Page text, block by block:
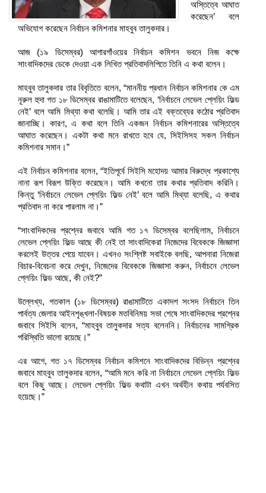
অস্তিত্বে আঘাত
করেছেন’ বলে
অভিযোগ করেছেন নির্বাচন কমিশনার মাহবুব তালুকদার।
আজ (১৯ ডিসেম্বর) আগারগাঁওয়ের নির্বাচন কমিশন ভবনে নিজ কক্ষে
সাংবাদিকদের ডেকে দেওয়া এক লিখিত প্রতিবাদলিপিতে তিনি এ কথা বলেন।
মাহবুব তালুকদার তার বিবৃতিতে বলেন, “মাননীয় প্রধান নির্বাচন কমিশনার কে এম
নূরুল হুদা গত ১৮ ডিসেম্বর রাঙামাটিতে বলেছেন, ‘নির্বাচনে লেভেল প্লেয়িং ফিল্ড
নেই’ বলে আমি মিথ্যা কথা বলেছি। আমি তার এই বক্তব্যের কঠোর প্রতিবাদ
জানাচ্ছি। কারণ, এ কথা বলে তিনি একজন নির্বাচন কমিশনারের অস্তিত্বে
আঘাত করেছেন। একটা কথা মনে রাখতে হবে যে, সিইসিসহ সকল নির্বাচন
কমিশনার সমান।”
এই নির্বাচন কমিশনার বলেন, “ইতিপূর্বে সিইসি মহোদয় আমার বিরুদ্ধে প্রকাশ্যে
নানা রূপ বিরূপ উক্তি করেছেন। আমি কখনো তার কথার প্রতিবাদ করিনি।
কিন্তু ‘নির্বাচনে লেভেল প্লেয়িং ফিল্ড নেই’ বলে আমি মিথ্যা বলেছি, এ কথার
প্রতিবাদ না করে পারলাম না।”
“সাংবাদিকদের প্রশ্নের জবাবে আমি গত ১৭ ডিসেম্বর বলেছিলাম, নির্বাচনে
লেভেল প্লেয়িং ফিল্ড আছে কী নেই তা সাংবাদিকেরা নিজেদের বিবেককে জিজ্ঞাসা
করলেই উত্তর পেয়ে যাবেন। এখনও সংশ্লিষ্ট সবাইকে বলছি, আপনারা নিজেরা
বিচার-বিবেচনা করে দেখুন, নিজেদের বিবেককে জিজ্ঞাসা করুন, নির্বাচনে লেভেল
প্লেয়িং ফিল্ড আছে, কী নেই?”
উল্লেখ্য, গতকাল (১৮ ডিসেম্বর) রাঙামাটিতে একাদশ সংসদ নির্বাচনে তিন
পার্বত্য জেলার আইনশৃঙ্খলা-বিষয়ক মতবিনিময় সভা শেষে সাংবাদিকদের প্রশ্নের
জবাবে সিইসি বলেন, “মাহবুব তালুকদার সত্য বলেননি। নির্বাচনের সামগ্রিক
পরিস্থিতি ভালো রয়েছে।”
এর আগে, গত ১৭ ডিসেম্বর নির্বাচন কমিশনে সাংবাদিকদের বিভিন্ন প্রশ্নের
জবাবে মাহবুব তালুকদার বলেন, “আমি মনে করি না নির্বাচনে লেভেল প্লেয়িং ফিল্ড
বলে কিছু আছে। লেভেল প্লেয়িং ফিল্ড কথাটা এখন অর্থহীন কথায় পর্যবসিত
হয়েছে।”